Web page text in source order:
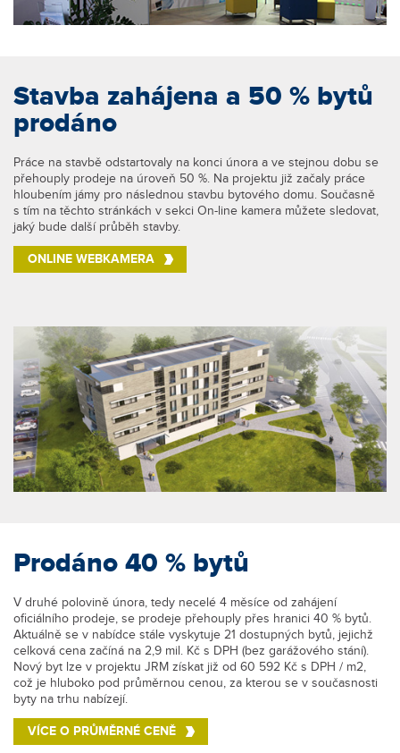
Stavba zahájena a 50 % bytů
prodáno
Práce na stavbě odstartovaly na konci února a ve stejnou dobu se
přehouply prodeje na úroveň 50 %. Na projektu již začaly práce
hloubením jámy pro následnou stavbu bytového domu. Současně
s tím na těchto stránkách v sekci On-line kamera můžete sledovat,
jaký bude další průběh stavby.
ONLINE WEBKAMERA
Prodáno 40 % bytů
V druhé polovině února, tedy necelé 4 měsíce od zahájení
oficiálního prodeje, se prodeje přehouply přes hranici 40 % bytů.
Aktuálně se v nabídce stále vyskytuje 21 dostupných bytů, jejichž
celková cena začíná na 2,9 mil. Kč s DPH (bez garážového stání).
Nový byt lze v projektu JRM získat již od 60 592 Kč s DPH / m2,
což je hluboko pod průměrnou cenou, za kterou se v současnosti
byty na trhu nabízejí.
VÍCE O PRŮMĚRNÉ CENĚ